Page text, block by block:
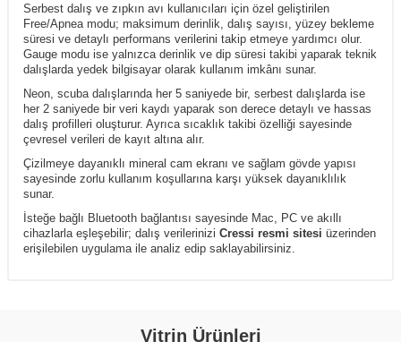
Serbest dalış ve zıpkın avı kullanıcıları için özel geliştirilen
Free/Apnea modu; maksimum derinlik, dalış sayısı, yüzey bekleme
süresi ve detaylı performans verilerini takip etmeye yardımcı olur.
Gauge modu ise yalnızca derinlik ve dip süresi takibi yaparak teknik
dalışlarda yedek bilgisayar olarak kullanım imkânı sunar.
Neon, scuba dalışlarında her 5 saniyede bir, serbest dalışlarda ise
her 2 saniyede bir veri kaydı yaparak son derece detaylı ve hassas
dalış profilleri oluşturur. Ayrıca sıcaklık takibi özelliği sayesinde
çevresel verileri de kayıt altına alır.
Çizilmeye dayanıklı mineral cam ekranı ve sağlam gövde yapısı
sayesinde zorlu kullanım koşullarına karşı yüksek dayanıklılık
sunar.
İsteğe bağlı Bluetooth bağlantısı sayesinde Mac, PC ve akıllı
cihazlarla eşleşebilir; dalış verilerinizi Cressi resmi sitesi üzerinden
erişilebilen uygulama ile analiz edip saklayabilirsiniz.
Vitrin Ürünleri